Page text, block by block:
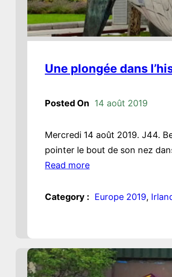
Une plongée dans
Posted On 14 août 2019
Mercredi 14 août 2019. J44.
pointer le bout de son nez
Read more
Category : Europe 2019,